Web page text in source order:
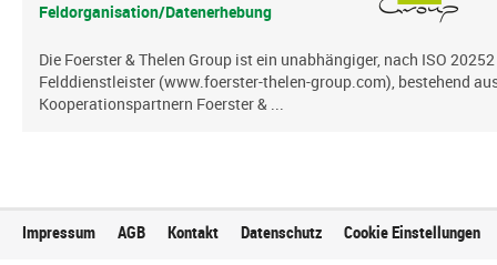
Feldorganisation/Datenerhebung
Die Foerster & Thelen Group ist ein unabhängiger, nach ISO
Felddienstleister (www.foerster-thelen-group.com), bestehend
Kooperationspartnern Foerster & ...
Impressum AGB Kontakt Datenschutz Cookie Einstellungen